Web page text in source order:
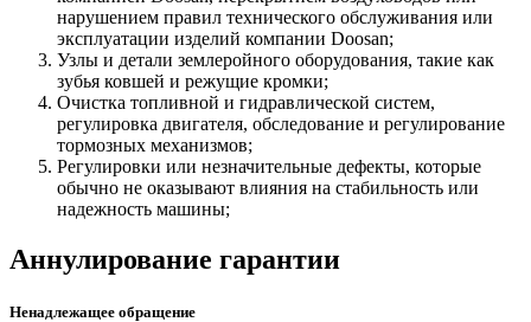
нарушением правил технического обслуживания или
эксплуатации изделий компании Doosan;
Узлы и детали землеройного оборудования, такие как
зубья ковшей и режущие кромки;
Очистка топливной и гидравлической систем,
регулировка двигателя, обследование и регулирование
тормозных механизмов;
Регулировки или незначительные дефекты, которые
обычно не оказывают влияния на стабильность или
надежность машины;
Аннулирование гарантии
Ненадлежащее обращение